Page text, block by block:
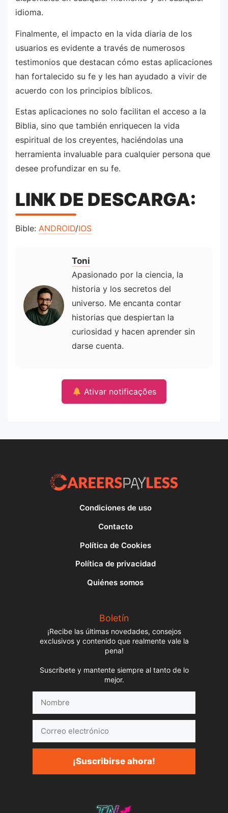
idioma.
Finalmente, el impacto en la vida diaria de los
usuarios es evidente a través de numerosos
testimonios que destacan cómo estas aplicaciones
han fortalecido su fe y les han ayudado a vivir de
acuerdo con los principios bíblicos.
Estas aplicaciones no solo facilitan el acceso a la
Biblia, sino que también enriquecen la vida
espiritual de los creyentes, haciéndolas una
herramienta invaluable para cualquier persona que
desee profundizar en su fe.
LINK DE DESCARGA:
Bible: ANDROID/IOS
Toni
Apasionado por la ciencia, la
historia y los secretos del
universo. Me encanta contar
historias que despiertan la
curiosidad y hacen aprender sin
darse cuenta.
Ativar notificações
Condiciones de uso
Contacto
Política de Cookies
Política de privacidad
Quiénes somos
Boletín
¡Recibe las últimas novedades, consejos
exclusivos y contenido que realmente vale la
pena!
Suscríbete y mantente siempre al tanto de lo
mejor.
electrónico
¡Suscribirse ahora!